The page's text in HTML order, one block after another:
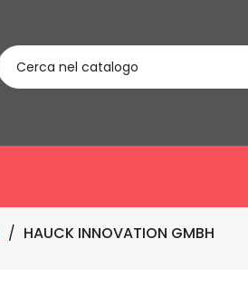
HAUCK INNOVATION GMBH